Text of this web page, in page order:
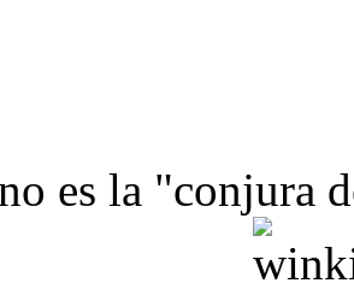
es la "conjura